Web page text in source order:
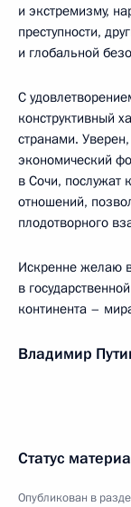
и экстремизму,
преступности,
и глобальной
С
конструктивный
странами.
экономический
в Сочи, послужат
отношений,
плодотворного
Искренне желаю
в
континента –
Владимир
Статус
Опубликован в